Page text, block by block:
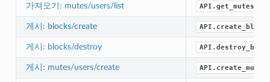
가져오기: mutes/users/list API.get_mutes()
게시: blocks/create
게시: blocks/destroy
게시: mutes/users/create